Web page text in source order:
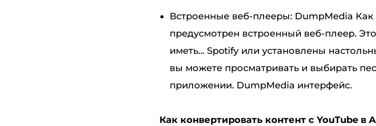
Встроенные веб-плееры: DumpMedia
предусмотрен встроенный веб-плеер.
иметь... Spotify или установлены
вы можете просматривать и выбирать
приложении. DumpMedia интерфейс.
Как конвертировать контент с YouTube в